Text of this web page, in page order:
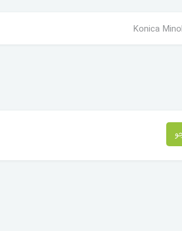
Konica